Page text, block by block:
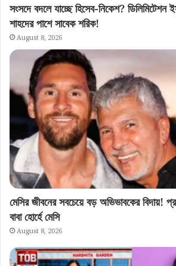
সংসদে বদলে যাচ্ছে হিসেব-নিকেশ? ডিলিমিটেশন
শাহদের পাশে সাবেক শরিক!
August 8, 2026
মেসির জীবনের সবচেয়ে বড় অভিভাবকের বিদায়!
বাবা হোর্হে মেসি
August 8, 2026